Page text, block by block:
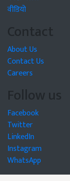
वीडियो
Contact
About Us
Contact Us
Careers
Follow us
Facebook
Twitter
LinkedIn
Instagram
WhatsApp